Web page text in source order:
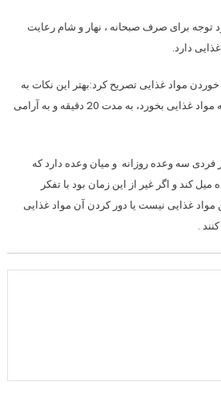
توجه برای صرف صبحانه ، نهار و شام رعایت
دارد.
مواد غذایی تصریح کرد:بهتر این نکات به
به مدت 20 دقیقه و به آرامی
سه وعده روزانه و میان وعده دارد که
کند و اگر غیر از این زمان بود با تفکر
غذایی نیست یا دور کردن آن مواد غذایی
.